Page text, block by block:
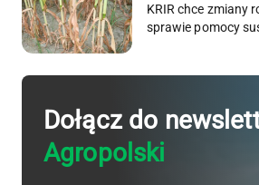
KRIR chce zmiany
sprawie pomocy
Dołącz do
Agropolski